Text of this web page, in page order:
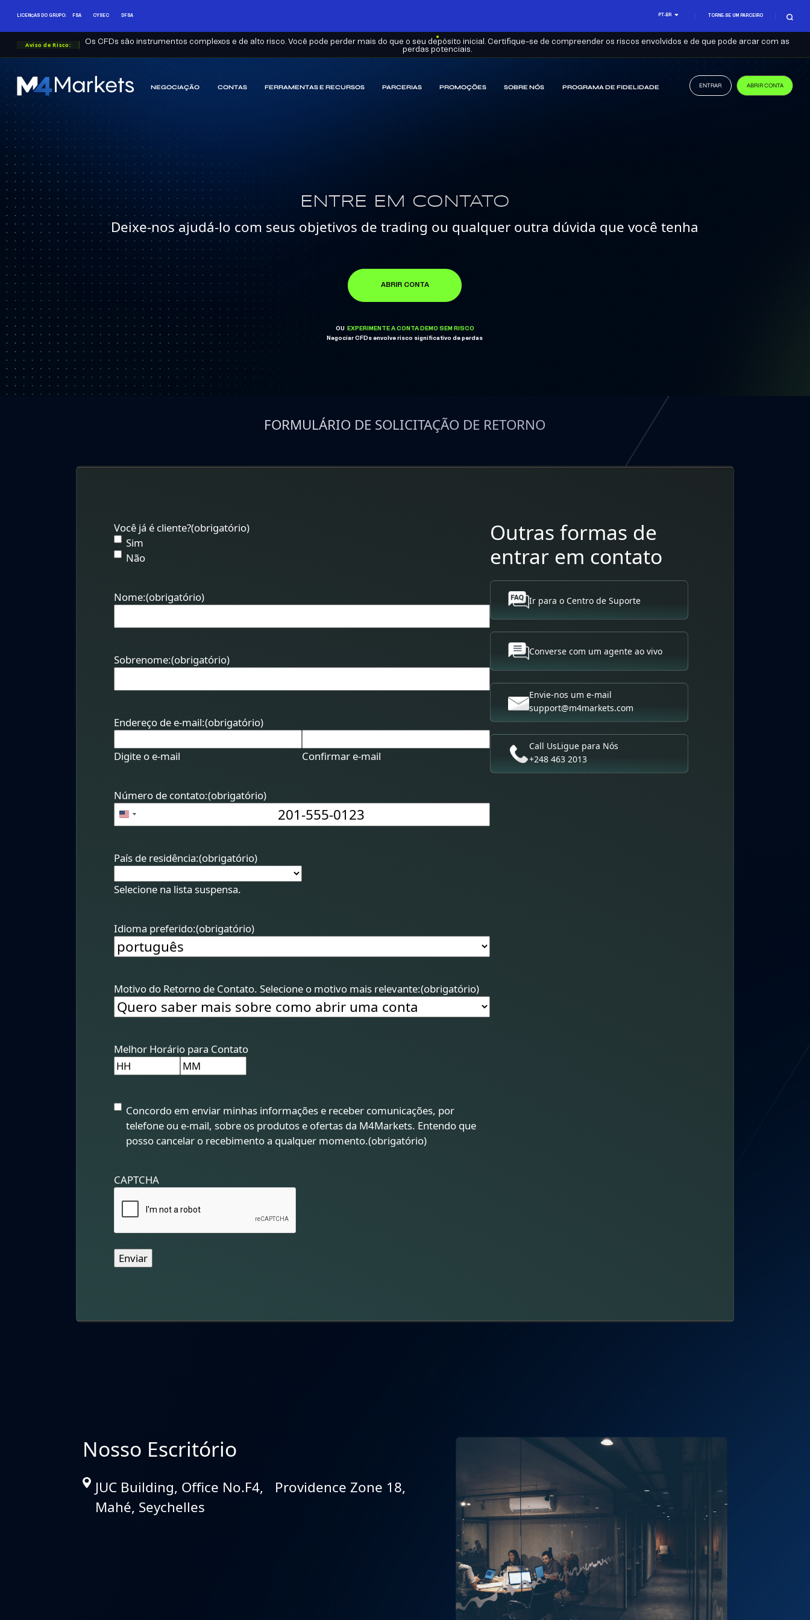
LICENÇAS DO GRUPO: FSA CYSEC DFSA PT-BR TORNE-SE UM PARCEIRO
Aviso de Risco:
Os CFDs são instrumentos complexos e de alto risco. Você pode perder mais do que o seu depósito inicial. Certifique-se de compreender os riscos envolvidos e de que pode arcar com as
perdas potenciais.
M4Markets
CFD
Trading
Regulated
Broker
NEGOCIAÇÃO CONTAS FERRAMENTAS E RECURSOS PARCERIAS PROMOÇÕES SOBRE NÓS PROGRAMA DE FIDELIDADE ENTRAR ABRIR CONTA
ENTRE EM CONTATO
Deixe-nos ajudá-lo com seus objetivos de trading ou qualquer outra dúvida que você tenha
ABRIR CONTA
OU
EXPERIMENTE A CONTA DEMO SEM RISCO
Negociar CFDs envolve risco significativo de perdas
FORMULÁRIO DE SOLICITAÇÃO DE RETORNO
Você já é cliente?(obrigatório)
Sim
Não
Nome:(obrigatório)
Sobrenome:(obrigatório)
Endereço de e-mail:(obrigatório)
Digite o e-mail Confirmar e-mail
Número de contato:(obrigatório)
United
País de residência:(obrigatório)
Selecione na lista suspensa.
Idioma preferido:(obrigatório)
Motivo do Retorno de Contato. Selecione o motivo mais relevante:(obrigatório)
Melhor Horário para Contato
Consentimento
Comunicações
(obrigatório)
Concordo em enviar minhas informações e receber comunicações, por
telefone ou e-mail, sobre os produtos e ofertas da M4Markets. Entendo que
posso cancelar o recebimento a qualquer momento.(obrigatório)
CAPTCHA
Outras formas de
entrar em contato
Ir para o Centro de Suporte
Converse com um agente ao vivo
Envie-nos um e-mail
support@m4markets.com
Call UsLigue para Nós
+248 463 2013
Nosso Escritório
JUC Building, Office No.F4, Providence Zone 18,
Mahé, Seychelles